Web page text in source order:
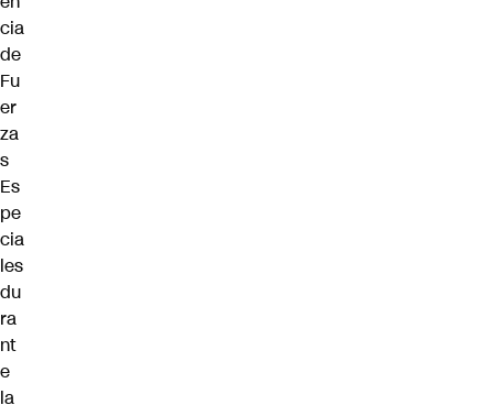
cia
de
Fu
er
za
s
Es
pe
cia
les
du
ra
nt
e
la